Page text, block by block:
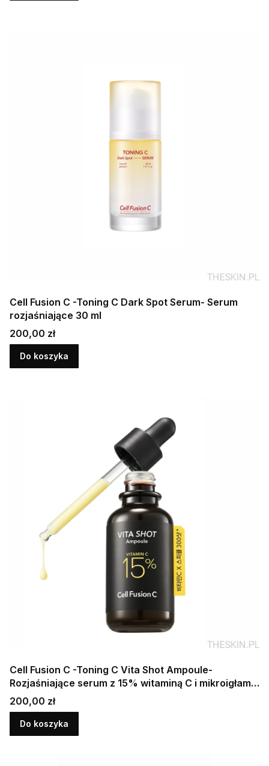
Cell Fusion C -Toning C Dark Spot Serum- Serum
rozjaśniające 30 ml
Cena
200,00 zł
Do koszyka
Cell Fusion C -Toning C Vita Shot Ampoule-
Rozjaśniające serum z 15% witaminą C i mikroigłami
20g
Cena
200,00 zł
Do koszyka